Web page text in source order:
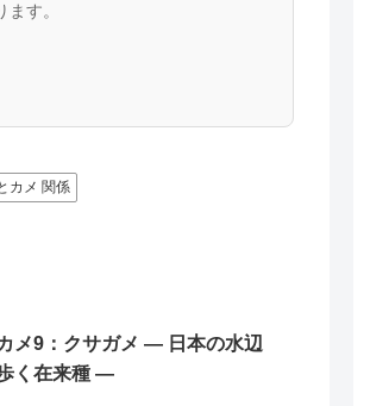
す。
カメ 関係
メ9：クサガメ ― 日本の水辺
く在来種 ―